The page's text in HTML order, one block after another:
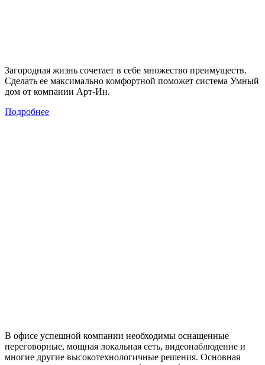
Загородная жизнь сочетает в себе множество преимуществ.
Сделать ее максимально комфортной поможет система Умный
дом от компании Арт-Ин.
Подробнее
В офисе успешной компании необходимы оснащенные
переговорные, мощная локальная сеть, видеонаблюдение и
многие другие высокотехнологичные решения. Основная